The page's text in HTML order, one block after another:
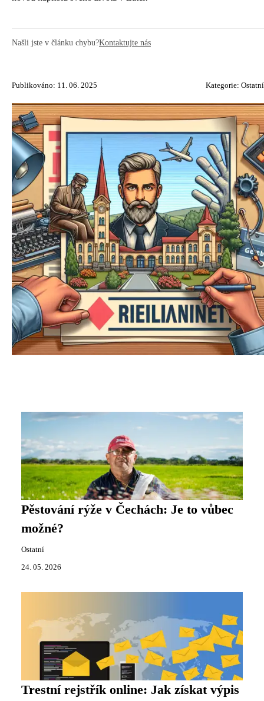
Našli jste v článku chybu?Kontaktujte nás
Publikováno: 11. 06. 2025 Kategorie: Ostatní
Pěstování rýže v Čechách: Je to vůbec
možné?
Ostatní
24. 05. 2026
Trestní rejstřík online: Jak získat výpis